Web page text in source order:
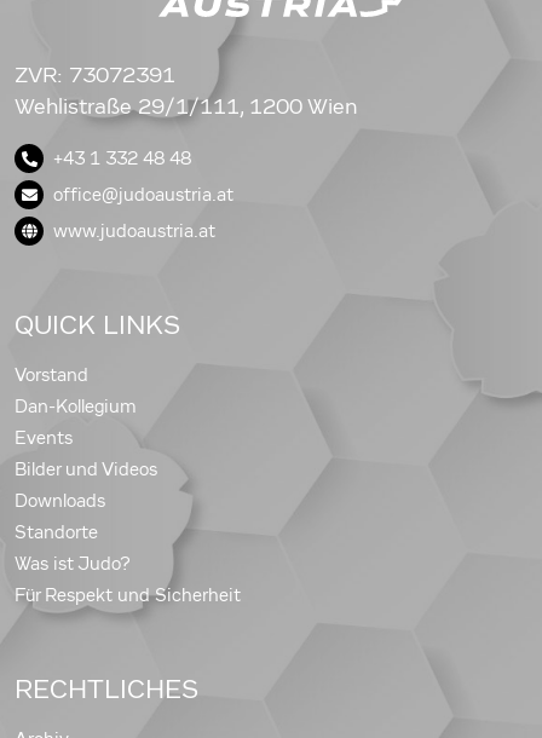
ZVR: 73072391
Wehlistraße 29/1/111, 1200 Wien
+43 1 332 48 48
office@judoaustria.at
www.judoaustria.at
QUICK LINKS
Vorstand
Dan-Kollegium
Events
Bilder und Videos
Downloads
Standorte
Was ist Judo?
Für Respekt und Sicherheit
RECHTLICHES